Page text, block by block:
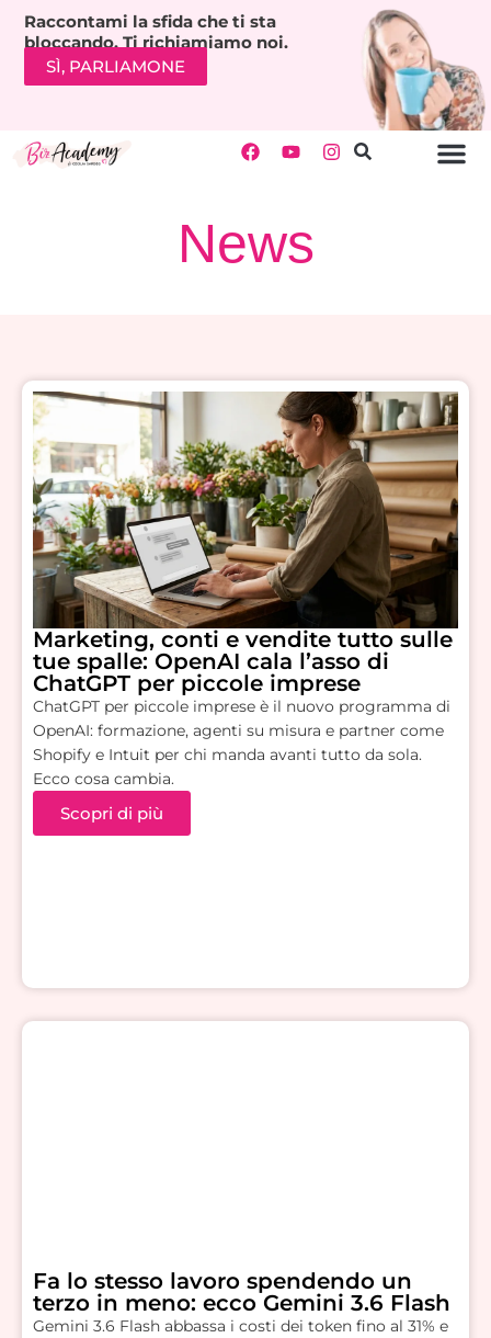
Raccontami la sfida che ti sta
bloccando. Ti richiamiamo noi.
SÌ, PARLIAMONE
News
Marketing, conti e vendite tutto sulle
tue spalle: OpenAI cala l’asso di
ChatGPT per piccole imprese
ChatGPT per piccole imprese è il nuovo programma di
OpenAI: formazione, agenti su misura e partner come
Shopify e Intuit per chi manda avanti tutto da sola.
Ecco cosa cambia.
Scopri di più
Fa lo stesso lavoro spendendo un
terzo in meno: ecco Gemini 3.6 Flash
Gemini 3.6 Flash abbassa i costi dei token fino al 31% e